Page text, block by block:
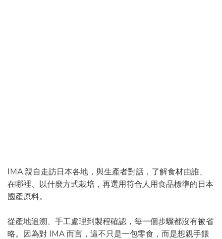
IMA 親自走訪日本各地，與生產者對話，了解食材由誰、
在哪裡、以什麼方式栽培，再選用符合人用食品標準的日本
國產原料。
從產地追溯、手工處理到製程確認，每一個步驟都沒有被省
略。因為對 IMA 而言，這不只是一包零食，而是想親手餵